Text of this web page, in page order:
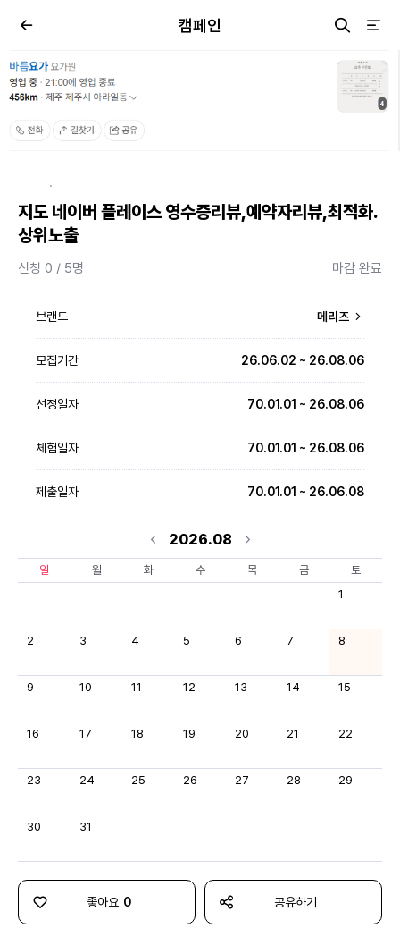
캠페인
·
지도 네이버 플레이스 영수증리뷰,예약자리뷰,최적화.
상위노출
신청 0 / 5명 마감 완료
브랜드 메리즈
모집기간 26.06.02 ~ 26.08.06
선정일자 70.01.01 ~ 26.08.06
체험일자 70.01.01 ~ 26.08.06
제출일자 70.01.01 ~ 26.06.08
2026.08
일 월 화 수 목 금
토
1
2 3 4 5 6 7 8
9 10 11 12 13 14 15
16 17 18 19 20 21 22
23 24 25 26 27 28 29
30 31
좋아요 0 공유하기